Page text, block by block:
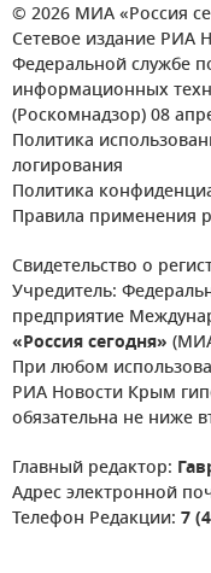
© 2026 МИА «Россия
Сетевое издание РИА
Федеральной службе
информационных
(Роскомнадзор) 08
Политика
логирования
Политика
Правила применения
Свидетельство о
Учредитель:
предприятие
«Россия сегодня»
При любом
РИА Новости Крым
обязательна не ниже
Главный редактор:
Адрес электронной
Телефон Редакции: 7